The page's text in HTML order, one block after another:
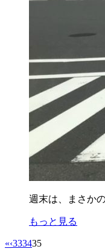
週末は、まさか
もっと見る
«‹333435